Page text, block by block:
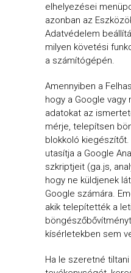
elhelyezései
azonban az
Adatvédelem
milyen követési
a számítógépén.
Amennyiben a
hogy a Google
adatokat az
mérje, telepítsen
blokkoló
utasítja a Google
szkriptjeit (ga.js,
hogy ne küldjenek
Google számára.
akik telepítették a
kísérletekben sem
Ha le szeretné